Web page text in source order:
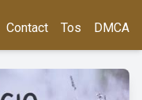
Contact Tos DMCA